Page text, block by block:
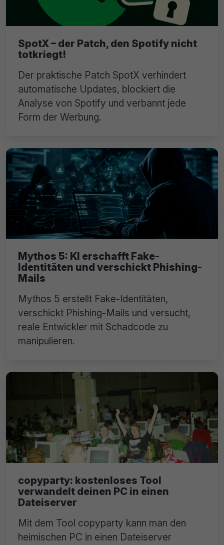
SpotX – der Patch, den Spotify nicht
totkriegt!
Der praktische Patch SpotX verhindert
automatische Updates, blockiert die
Analyse von Spotify und verbannt jede
Form der Werbung.
Mythos 5: KI erschafft Fake-
Identitäten und verschickt Phishing-
Mails
Mythos 5 erstellt Fake-Identitäten,
verschickt Phishing-Mails und versucht,
reale Entwickler mit Schadcode zu
manipulieren.
copyparty: kostenloses Tool
verwandelt deinen PC in einen
Dateiserver
Mit dem Tool copyparty kann man den
heimischen PC in einen Dateiserver